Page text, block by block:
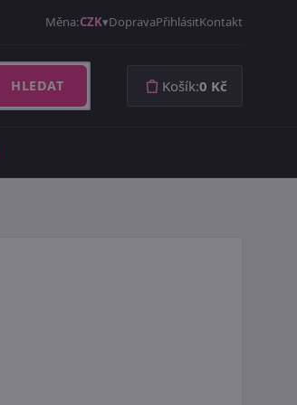
Měna:CZK DopravaPřihlásitKontakt
HLEDAT Košík:0 Kč